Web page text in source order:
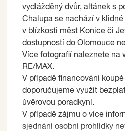
vydlážděný dvůr, altánek s
Chalupa se nachází v
v blízkosti měst Konice či
dostupností do Olomouce
Více fotografií naleznete na
RE/MAX.
V případě financování koupě
doporučujeme využít
úvěrovou poradkyní.
V případě zájmu o více
sjednání osobní prohlídky